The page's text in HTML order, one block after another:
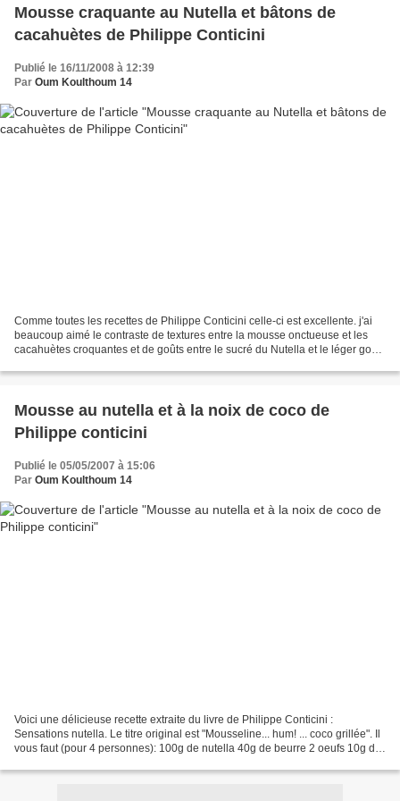
Mousse craquante au Nutella et bâtons de
cacahuètes de Philippe Conticini
Publié le 16/11/2008 à 12:39
Par Oum Koulthoum 14
Comme toutes les recettes de Philippe Conticini celle-ci est excellente. j'ai
beaucoup aimé le contraste de textures entre la mousse onctueuse et les
cacahuètes croquantes et de goûts entre le sucré du Nutella et le léger goût
Mousse au nutella et à la noix de coco de
Philippe conticini
Publié le 05/05/2007 à 15:06
Par Oum Koulthoum 14
Voici une délicieuse recette extraite du livre de Philippe Conticini :
Sensations nutella. Le titre original est "Mousseline... hum! ... coco grillée". Il
vous faut (pour 4 personnes): 100g de nutella 40g de beurre 2 oeufs 10g de